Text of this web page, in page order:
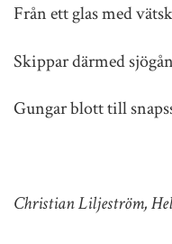
Från ett glas med
Skippar därmed
Gungar blott till
Christian Liljeström,